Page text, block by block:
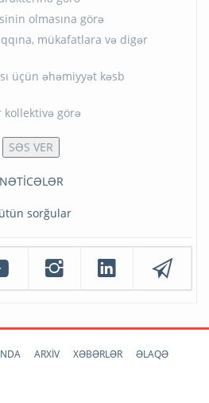
olmasına görə
mükafatlara və digər
üçün əhəmiyyət kəsb
kollektivə görə
NƏTİCƏLƏR
sorğular
ARXİV XƏBƏRLƏR ƏLAQƏ